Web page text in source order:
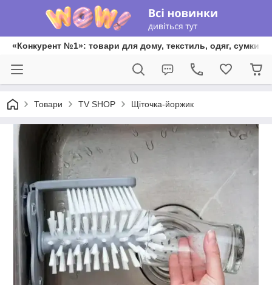
«Конкурент №1»: товари для дому, текстиль, одяг, сумки
Товари TV SHOP Щіточка-йоржик